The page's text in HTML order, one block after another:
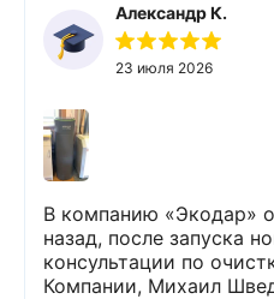
Александр К.
23 июля 2026
В компанию «Экодар» обратился два года
назад, после запуска
консультации по
Компании, Михаил